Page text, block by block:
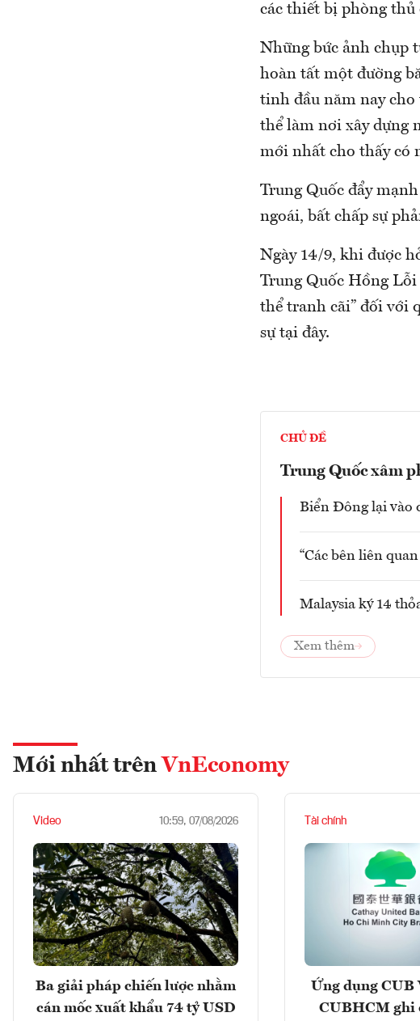
các thiết bị phòng thủ
Những bức ảnh chụp
hoàn tất một đường
tinh đầu năm nay cho
thể làm nơi xây dựng
mới nhất cho thấy có
Trung Quốc đẩy
ngoái, bất chấp sự
Ngày 14/9, khi được
Trung Quốc Hồng Lỗi
thể tranh cãi” đối với
sự tại đây.
CHỦ ĐỀ
Trung Quốc xâm
Biển Đông lại vào
“Các bên liên
Malaysia ký 14
Xem thêm
Mới nhất trên VnEconomy
Video 10:59, 07/08/2026
Ba giải pháp chiến lược nhằm
cán mốc xuất khẩu 74 tỷ USD
Tài chính
Ứng dụng CUB
CUBHCM ghi